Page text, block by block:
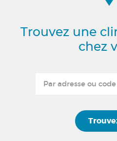
Trouvez une
chez